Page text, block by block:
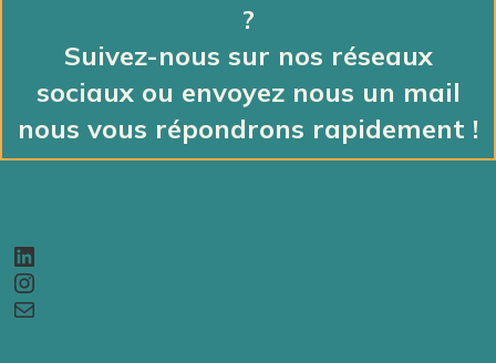
?
Suivez-nous sur nos réseaux
sociaux ou envoyez nous un mail
nous vous répondrons rapidement !
LinkedIn
Instagram
E-